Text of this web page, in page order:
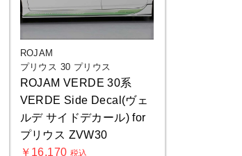
ROJAM
プリウス 30 プリウス
ROJAM VERDE 30系
VERDE Side Decal(ヴェ
ルデ サイドデカール) for
プリウス ZVW30
￥16,170 税込